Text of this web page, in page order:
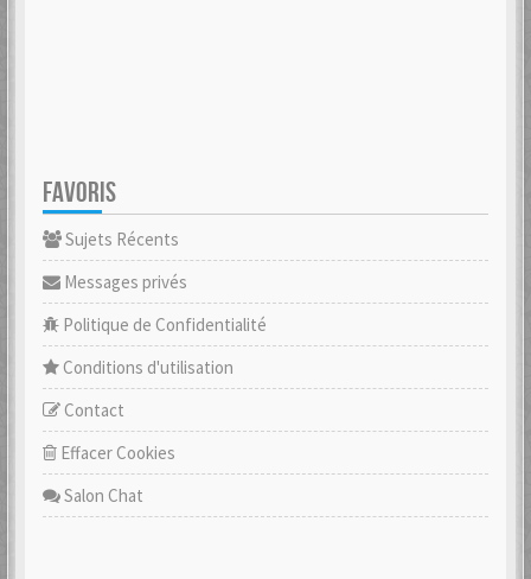
FAVORIS
Sujets Récents
Messages privés
Politique de Confidentialité
Conditions d'utilisation
Contact
Effacer Cookies
Salon Chat